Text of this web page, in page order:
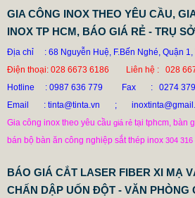
GIA CÔNG INOX THEO YÊU CẦU,
INOX TP HCM, BÁO GIÁ RẺ - TRỤ
Địa chỉ : 68 Nguyễn Huệ, F.Bến Nghé, Quận 1,
Điện thoại: 028 6673 6186
Liên hệ : 028
Hotline
: 0987 636 779 Fax : 0274
Email
: tinta@tinta.vn ;
Gia công inox theo yêu cầu giá rẻ tại tphcm, bàn
bán bộ bàn ăn công nghiệp sắt thép inox 304 316
BÁO GIÁ CẮT LASER FIBER XI MẠ
CHẤN DẬP UỐN ĐỘT - VĂN PHÒNG